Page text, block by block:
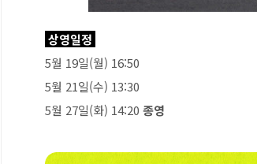
상영일정
5월 19일(월) 16:50
5월 21일(수) 13:30
5월 27일(화) 14:20 종영